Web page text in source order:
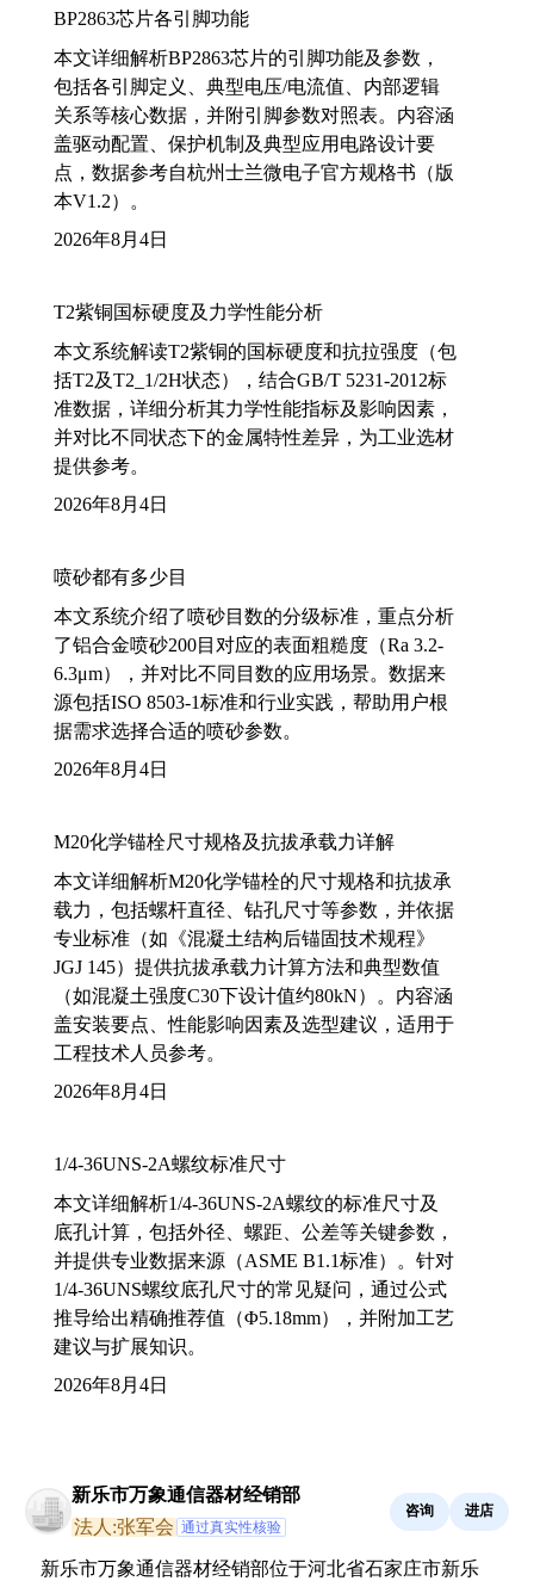
BP2863芯片各引脚功能
本文详细解析BP2863芯片的引脚功能及参数，
包括各引脚定义、典型电压/电流值、内部逻辑
关系等核心数据，并附引脚参数对照表。内容涵
盖驱动配置、保护机制及典型应用电路设计要
点，数据参考自杭州士兰微电子官方规格书（版
本V1.2）。
2026年8月4日
T2紫铜国标硬度及力学性能分析
本文系统解读T2紫铜的国标硬度和抗拉强度（包
括T2及T2_1/2H状态），结合GB/T 5231-2012标
准数据，详细分析其力学性能指标及影响因素，
并对比不同状态下的金属特性差异，为工业选材
提供参考。
2026年8月4日
喷砂都有多少目
本文系统介绍了喷砂目数的分级标准，重点分析
了铝合金喷砂200目对应的表面粗糙度（Ra 3.2-
6.3μm），并对比不同目数的应用场景。数据来
源包括ISO 8503-1标准和行业实践，帮助用户根
据需求选择合适的喷砂参数。
2026年8月4日
M20化学锚栓尺寸规格及抗拔承载力详解
本文详细解析M20化学锚栓的尺寸规格和抗拔承
载力，包括螺杆直径、钻孔尺寸等参数，并依据
专业标准（如《混凝土结构后锚固技术规程》
JGJ 145）提供抗拔承载力计算方法和典型数值
（如混凝土强度C30下设计值约80kN）。内容涵
盖安装要点、性能影响因素及选型建议，适用于
工程技术人员参考。
2026年8月4日
1/4-36UNS-2A螺纹标准尺寸
本文详细解析1/4-36UNS-2A螺纹的标准尺寸及
底孔计算，包括外径、螺距、公差等关键参数，
并提供专业数据来源（ASME B1.1标准）。针对
1/4-36UNS螺纹底孔尺寸的常见疑问，通过公式
推导给出精确推荐值（Φ5.18mm），并附加工艺
建议与扩展知识。
2026年8月4日
新乐市万象通信器材经销部
法人:张军会 通过真实性核验
咨询 进店
新乐市万象通信器材经销部位于河北省石家庄市新乐